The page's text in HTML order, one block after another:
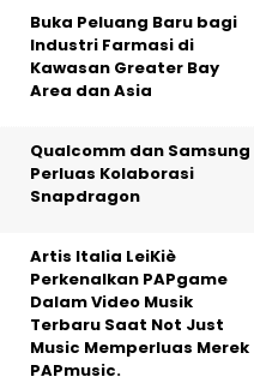
Buka Peluang Baru bagi
Industri Farmasi di
Kawasan Greater Bay
Area dan Asia
Qualcomm dan Samsung
Perluas Kolaborasi
Snapdragon
Artis Italia LeiKiè
Perkenalkan PAPgame
Dalam Video Musik
Terbaru Saat Not Just
Music Memperluas Merek
PAPmusic.